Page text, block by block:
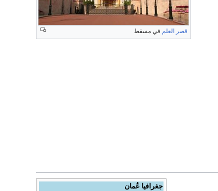
قصر العلم في مسقط
جغرافيا عُمان